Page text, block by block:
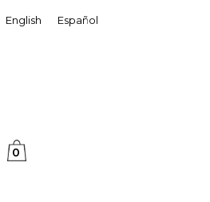
English Español
0